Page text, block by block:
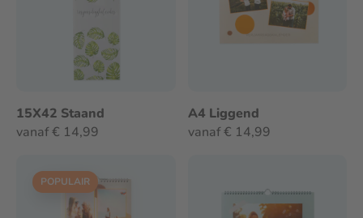
15X42 Staand
vanaf € 14,99
A4 Liggend
vanaf € 14,99
POPULAIR